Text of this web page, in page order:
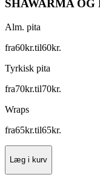
SHAWARMA
Alm. pita
fra60kr.til60kr.
Tyrkisk pita
fra70kr.til70kr.
Wraps
fra65kr.til65kr.
Læg i kurv